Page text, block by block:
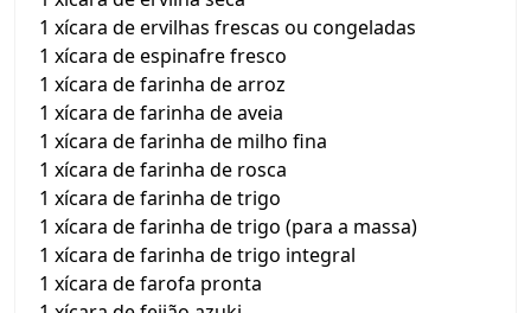
1 xícara de ervilhas frescas ou congeladas
1 xícara de espinafre fresco
1 xícara de farinha de arroz
1 xícara de farinha de aveia
1 xícara de farinha de milho fina
1 xícara de farinha de rosca
1 xícara de farinha de trigo
1 xícara de farinha de trigo (para a massa)
1 xícara de farinha de trigo integral
1 xícara de farofa pronta